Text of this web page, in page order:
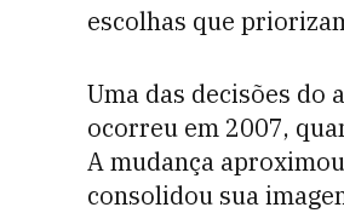
escolhas que
Uma das decisões
ocorreu em 2007,
A mudança
consolidou sua